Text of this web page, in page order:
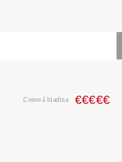
Cenová hladina €€€€€